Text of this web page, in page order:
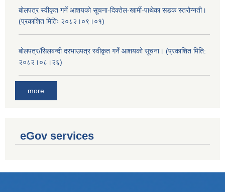
बोलपत्र स्वीकृत गर्ने आशयको सूचना-दिक्तेल-खार्मी-पाथेका सडक स्तरोन्नती।
(प्रकाशित मितिः २०८२।०९।०१)
बोलपत्र/सिलबन्दी दरभाउपत्र स्वीकृत गर्ने आशयको सूचना। (प्रकाशित मिति:
२०८२।०८।२६)
more
eGov services